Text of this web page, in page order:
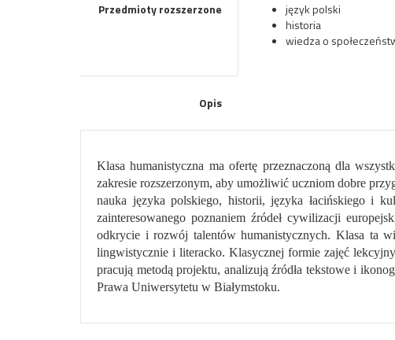
Przedmioty rozszerzone
język polski
historia
wiedza o
Opis
Klasa humanistyczna ma ofertę przeznaczoną dla
zakresie rozszerzonym, aby umożliwić uczniom dobre
nauka języka polskiego, historii, języka łacińskiego i
zainteresowanego poznaniem źródeł cywilizacji
odkrycie i rozwój talentów humanistycznych. Klasa ta
lingwistycznie i literacko. Klasycznej formie zajęć
pracują metodą projektu, analizują źródła tekstowe i
Prawa Uniwersytetu w Białymstoku.